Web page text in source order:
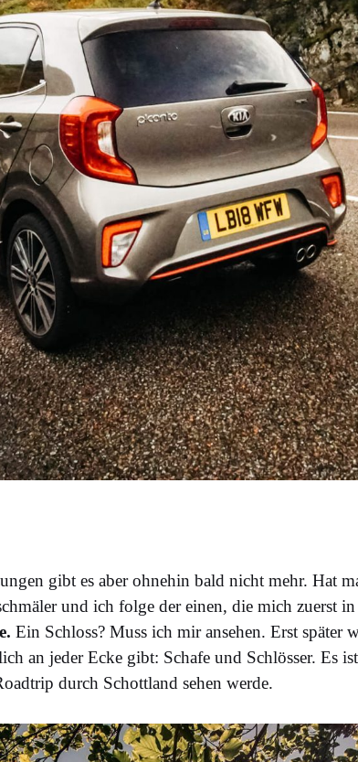
gibt es aber ohnehin bald nicht mehr. Hat
und ich folge der einen, die mich zuerst
Ein Schloss? Muss ich mir ansehen. Erst später
an jeder Ecke gibt: Schafe und Schlösser. Es
durch Schottland sehen werde.